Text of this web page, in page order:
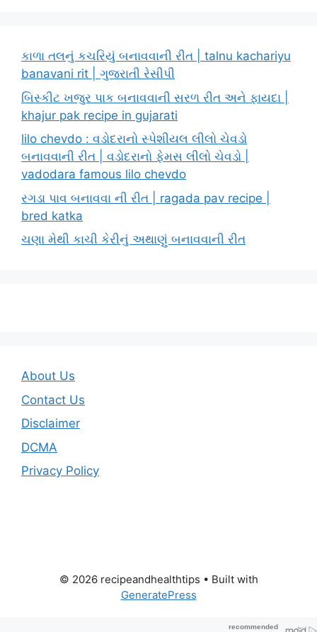
કાળા તલનું કચરિયું બનાવવાની રીત | talnu kachariyu
banavani rit | ગુજરાતી રેસીપી
બિસ્કીટ ખજુર પાક બનાવવાની સરળ રીત અને ફાયદા |
khajur pak recipe in gujarati
lilo chevdo : વડોદરાનો સ્પેશીયલ લીલો ચેવડો
બનાવવાની રીત | વડોદરાનો ફેમસ લીલો ચેવડો |
vadodara famous lilo chevdo
રગડા પાવ બનાવવા ની રીત | ragada pav recipe |
bred katka
ચણા મેથી કાચી કેરીનું અથાણું બનાવવાની રીત
About Us
Contact Us
Disclaimer
DCMA
Privacy Policy
© 2026 recipeandhealthtips • Built with
GeneratePress